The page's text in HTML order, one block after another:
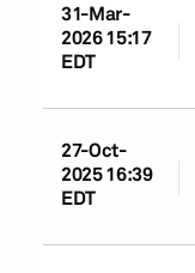
31-Mar-
2026 15:17
EDT
27-Oct-
2025 16:39
EDT